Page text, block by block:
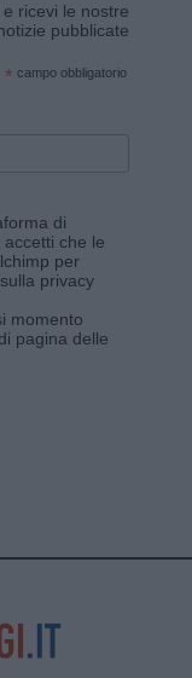
ricevi le nostre
pubblicate
* campo obbligatorio
di
che le
per
privacy
momento
pagina delle